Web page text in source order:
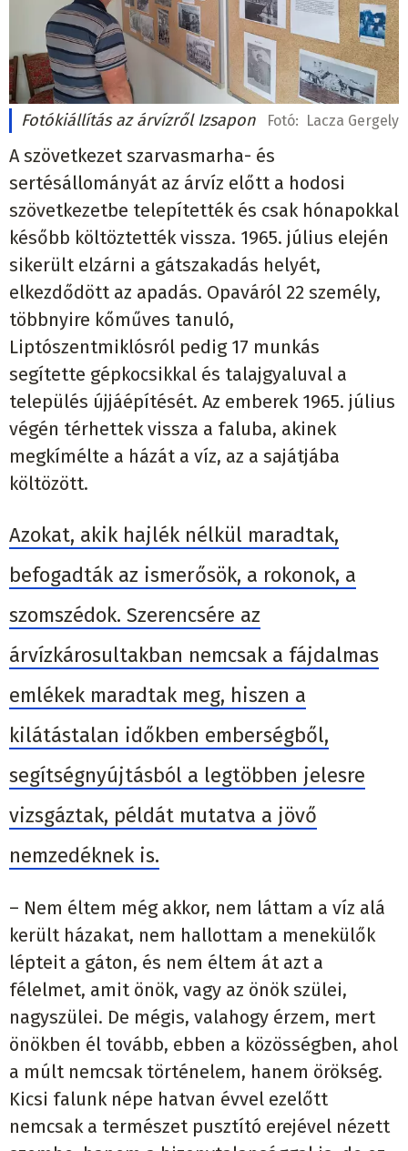
Fotókiállítás az árvízről Izsapon Fotó: Lacza Gergely
A szövetkezet szarvasmarha- és
sertésállományát az árvíz előtt a hodosi
szövetkezetbe telepítették és csak hónapokkal
később költöztették vissza. 1965. július elején
sikerült elzárni a gátszakadás helyét,
elkezdődött az apadás. Opaváról 22 személy,
többnyire kőműves tanuló,
Liptószentmiklósról pedig 17 munkás
segítette gépkocsikkal és talajgyaluval a
település újjáépítését. Az emberek 1965. július
végén térhettek vissza a faluba, akinek
megkímélte a házát a víz, az a sajátjába
költözött.
Azokat, akik hajlék nélkül maradtak,
befogadták az ismerősök, a rokonok, a
szomszédok. Szerencsére az
árvízkárosultakban nemcsak a fájdalmas
emlékek maradtak meg, hiszen a
kilátástalan időkben emberségből,
segítségnyújtásból a legtöbben jelesre
vizsgáztak, példát mutatva a jövő
nemzedéknek is.
– Nem éltem még akkor, nem láttam a víz alá
került házakat, nem hallottam a menekülők
lépteit a gáton, és nem éltem át azt a
félelmet, amit önök, vagy az önök szülei,
nagyszülei. De mégis, valahogy érzem, mert
önökben él tovább, ebben a közösségben, ahol
a múlt nemcsak történelem, hanem örökség.
Kicsi falunk népe hatvan évvel ezelőtt
nemcsak a természet pusztító erejével nézett